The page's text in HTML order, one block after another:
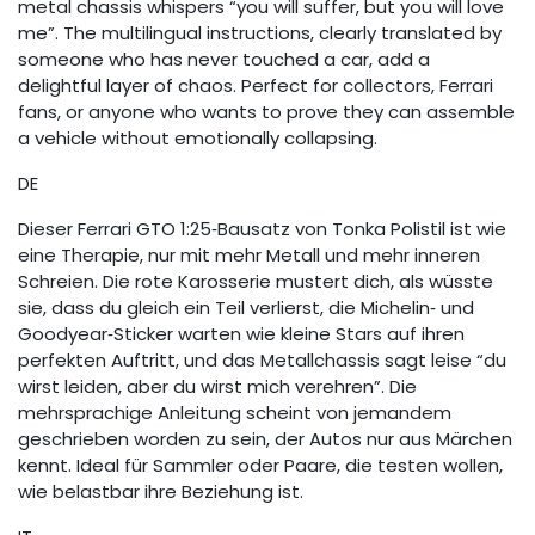
metal chassis whispers “you will suffer, but you will love
me”. The multilingual instructions, clearly translated by
someone who has never touched a car, add a
delightful layer of chaos. Perfect for collectors, Ferrari
fans, or anyone who wants to prove they can assemble
a vehicle without emotionally collapsing.
DE
Dieser Ferrari GTO 1:25‑Bausatz von Tonka Polistil ist wie
eine Therapie, nur mit mehr Metall und mehr inneren
Schreien. Die rote Karosserie mustert dich, als wüsste
sie, dass du gleich ein Teil verlierst, die Michelin‑ und
Goodyear‑Sticker warten wie kleine Stars auf ihren
perfekten Auftritt, und das Metallchassis sagt leise “du
wirst leiden, aber du wirst mich verehren”. Die
mehrsprachige Anleitung scheint von jemandem
geschrieben worden zu sein, der Autos nur aus Märchen
kennt. Ideal für Sammler oder Paare, die testen wollen,
wie belastbar ihre Beziehung ist.